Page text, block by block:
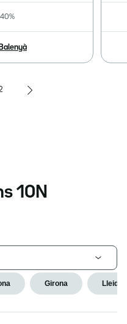
10N
Girona Lleida